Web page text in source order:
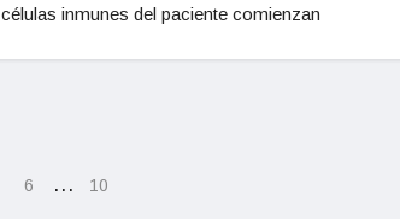
células inmunes del paciente comienzan
6 … 10